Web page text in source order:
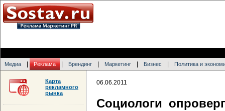
Медиа Реклама Брендинг Маркетинг Бизнес Политика и
06.06.2011
Социологи
Карта
рекламного
рынка